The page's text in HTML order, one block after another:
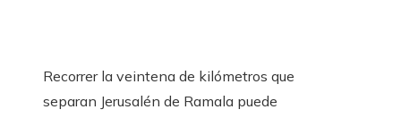
Recorrer la veintena de kilómetros que
separan Jerusalén de Ramala puede